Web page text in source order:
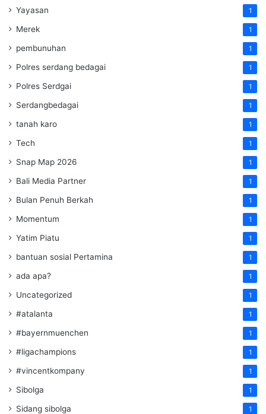
Yayasan 1
Merek 1
pembunuhan 1
Polres serdang bedagai 1
Polres Serdgai 1
Serdangbedagai 1
tanah karo 1
Tech 1
Snap Map 2026 1
Bali Media Partner 1
Bulan Penuh Berkah 1
Momentum 1
Yatim Piatu 1
bantuan sosial Pertamina 1
ada apa? 1
Uncategorized 1
#atalanta 1
#bayernmuenchen 1
#ligachampions 1
#vincentkompany 1
Sibolga 1
Sidang sibolga 1